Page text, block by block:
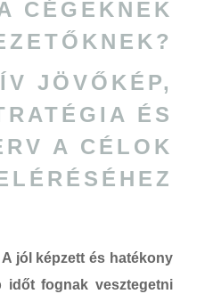
CÉGEKNEK
JÖVŐKÉP,
ÉS
A CÉLOK
jól képzett és hatékony
időt fognak vesztegetni